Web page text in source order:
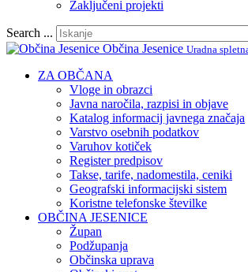
Zaključeni projekti
Search ...
Občina Jesenice Uradna
ZA OBČANA
Vloge in obrazci
Javna naročila, razpisi in objave
Katalog informacij javnega značaja
Varstvo osebnih podatkov
Varuhov kotiček
Register predpisov
Takse, tarife, nadomestila, ceniki
Geografski informacijski sistem
Koristne telefonske številke
OBČINA JESENICE
Župan
Podžupanja
Občinska uprava